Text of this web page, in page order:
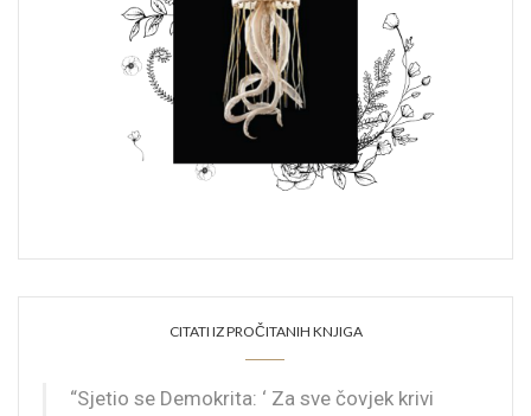
CITATI IZ PROČITANIH KNJIGA
“Sjetio se Demokrita: ‘ Za sve čovjek krivi